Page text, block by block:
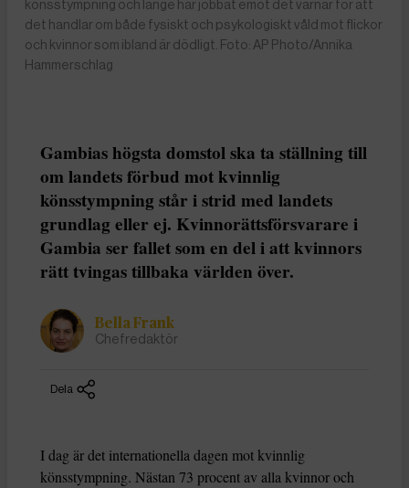
könsstympning och länge har jobbat emot det varnar för att
det handlar om både fysiskt och psykologiskt våld mot flickor
och kvinnor som ibland är dödligt. Foto: AP Photo/Annika
Hammerschlag
Gambias högsta domstol ska ta ställning till
om landets förbud mot kvinnlig
könsstympning står i strid med landets
grundlag eller ej. Kvinnorättsförsvarare i
Gambia ser fallet som en del i att kvinnors
rätt tvingas tillbaka världen över.
Bella Frank
Chefredaktör
Dela
I dag är det internationella dagen mot kvinnlig
könsstympning. Nästan 73 procent av alla kvinnor och